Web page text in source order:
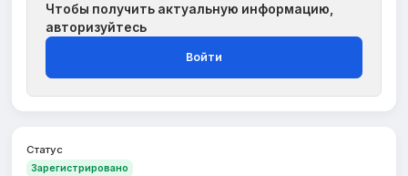
Чтобы получить актуальную информацию,
авторизуйтесь
Войти
Статус
Зарегистрировано